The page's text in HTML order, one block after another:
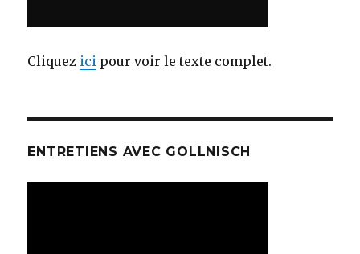
Cliquez ici pour voir le texte complet.
ENTRETIENS AVEC GOLLNISCH